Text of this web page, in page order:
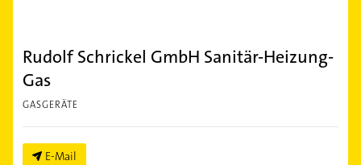
Rudolf Schrickel GmbH Sanitär-Heizung-
Gas
GASGERÄTE
E-Mail